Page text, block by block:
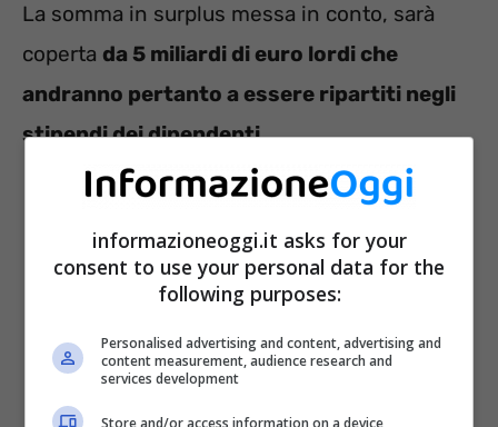
La somma in surplus messa in conto, sarà
coperta da 5 miliardi di euro lordi che
andranno pertanto a essere ripartiti negli
stipendi dei dipendenti.
informazioneoggi.it asks for your
consent to use your personal data for the
following purposes:
Personalised advertising and content, advertising and
content measurement, audience research and
services development
Store and/or access information on a device